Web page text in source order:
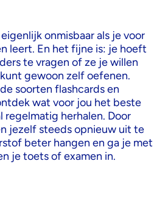
onmisbaar als je voor
leert. En het fijne is: je hoeft
te vragen of ze je willen
gewoon zelf oefenen.
soorten flashcards en
wat voor jou het beste
herhalen. Door
jezelf steeds opnieuw uit te
beter hangen en ga je met
je toets of examen in.